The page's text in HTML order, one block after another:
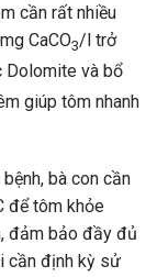
cần rất nhiều
CaCO3/l trở
Dolomite và bổ
giúp tôm nhanh
bà con cần
để tôm khỏe
đảm bảo đầy đủ
cần định kỳ sử